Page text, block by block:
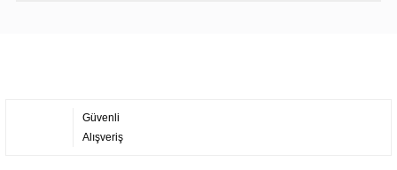
Güvenli
Alışveriş